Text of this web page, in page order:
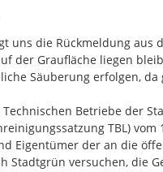
uns die Rückmeldung aus
der Graufläche liegen
Säuberung erfolgen,
Betriebe der
TBL)
Eigentümer der an die
Stadtgrün versuchen, die